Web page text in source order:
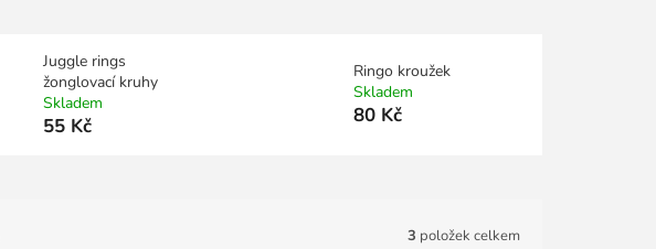
Juggle rings
žonglovací kruhy
Skladem
55 Kč
Ringo kroužek
Skladem
80 Kč
3 položek celkem